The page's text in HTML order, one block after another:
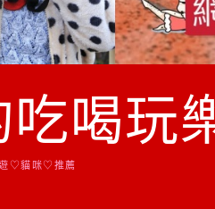
吃喝玩
♡貓咪♡推薦